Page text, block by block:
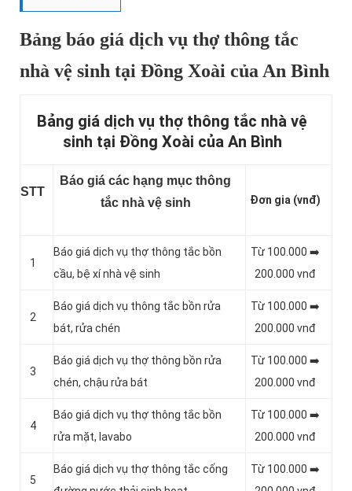
Bảng báo giá dịch vụ thợ thông tắc
nhà vệ sinh tại Đồng Xoài của An Bình
Bảng giá dịch vụ thợ thông tắc nhà vệ
sinh tại Đồng Xoài của An Bình
STT
Báo giá các hạng mục thông
tắc nhà vệ sinh
Đơn gia (vnđ)
1
Báo giá dịch vụ thợ thông tắc bồn
cầu, bệ xí nhà vệ sinh
Từ 100.000 ➡️
200.000 vnđ
2
Báo giá dịch vụ thông tắc bồn rửa
bát, rửa chén
Từ 100.000 ➡️
200.000 vnđ
3
Báo giá dịch vụ thợ thông bồn rửa
chén, chậu rửa bát
Từ 100.000 ➡️
200.000 vnđ
4
Báo giá dịch vụ thợ thông tắc bồn
rửa mặt, lavabo
Từ 100.000 ➡️
200.000 vnđ
5
‎Báo giá dịch vụ thợ thông tắc cống
Từ 100.000 ➡️